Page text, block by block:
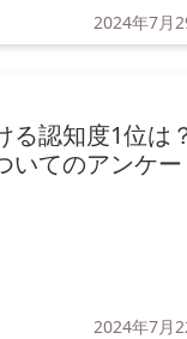
2024年7月
る認知度1位は
いてのアンケー
2024年7月